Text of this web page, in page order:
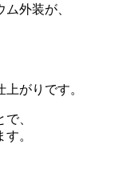
外装が、
がりです。
、
。